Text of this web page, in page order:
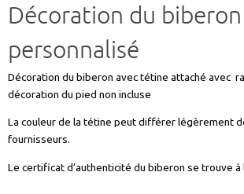
Décoration du biberon
personnalisé
Décoration du biberon avec tétine attaché avec
décoration du pied non incluse
La couleur de la tétine peut différer légèrement
fournisseurs.
Le certificat d’authenticité du biberon se trouve à